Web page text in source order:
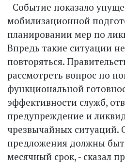
- Событие показало
мобилизационной
планировании мер по
Впредь такие ситуации
повторяться.
рассмотреть вопрос по
функциональной
эффективности служб,
предупреждение и
чрезвычайных ситуаций.
предложения должны
месячный срок, - сказал